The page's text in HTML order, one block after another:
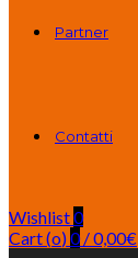
Partner
Contatti
Wishlist0
Cart (o)0 /0,00€